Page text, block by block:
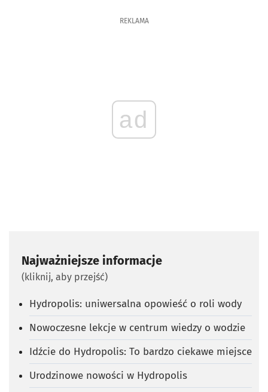
REKLAMA
ad
Najważniejsze informacje
(kliknij, aby przejść)
Hydropolis: uniwersalna opowieść o roli wody
Nowoczesne lekcje w centrum wiedzy o wodzie
Idźcie do Hydropolis: To bardzo ciekawe miejsce
Urodzinowe nowości w Hydropolis